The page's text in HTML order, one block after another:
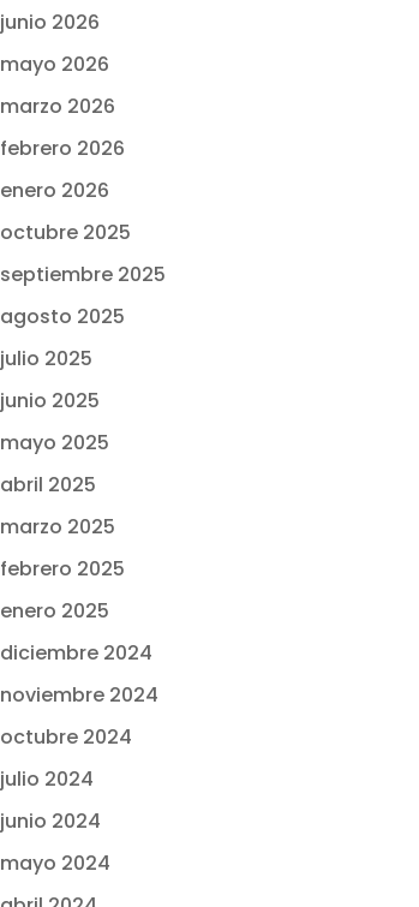
junio 2026
mayo 2026
marzo 2026
febrero 2026
enero 2026
octubre 2025
septiembre 2025
agosto 2025
julio 2025
junio 2025
mayo 2025
abril 2025
marzo 2025
febrero 2025
enero 2025
diciembre 2024
noviembre 2024
octubre 2024
julio 2024
junio 2024
mayo 2024